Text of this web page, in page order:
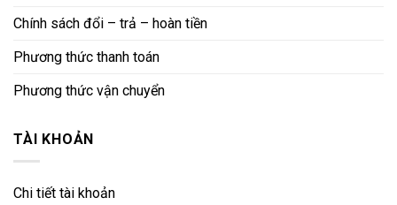
Chính sách đổi – trả – hoàn tiền
Phương thức thanh toán
Phương thức vận chuyển
TÀI KHOẢN
Chi tiết tài khoản